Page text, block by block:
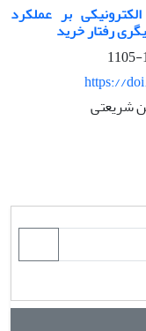
بر عملکرد
رفتار خرید
https://
شریعتی